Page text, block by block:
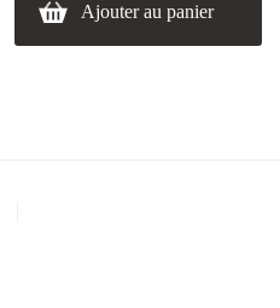
Ajouter au panier